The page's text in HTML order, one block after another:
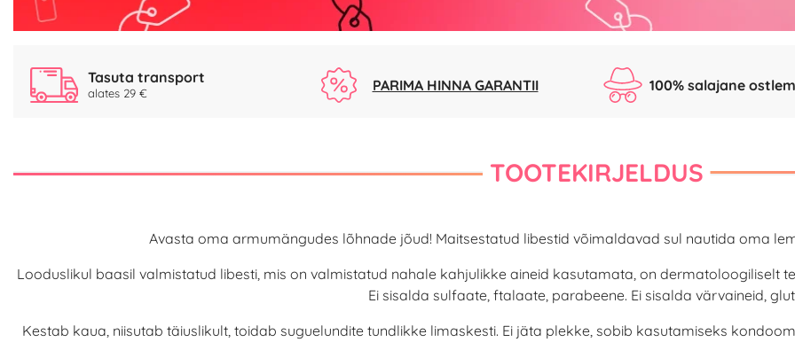
Tasuta transport
alates 29 € PARIMA HINNA GARANTII 100% salajane
TOOTEKIRJELDUS
Avasta oma armumängudes lõhnade jõud! Maitsestatud libestid võimaldavad sul nautida oma
Looduslikul baasil valmistatud libesti, mis on valmistatud nahale kahjulikke aineid kasutamata, on dermatoloogiliselt
Ei sisalda sulfaate, ftalaate, parabeene. Ei sisalda värvaineid,
Kestab kaua, niisutab täiuslikult, toidab suguelundite tundlikke limaskesti. Ei jäta plekke, sobib kasutamiseks